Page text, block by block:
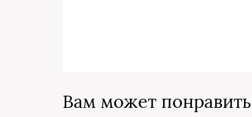
Вам может